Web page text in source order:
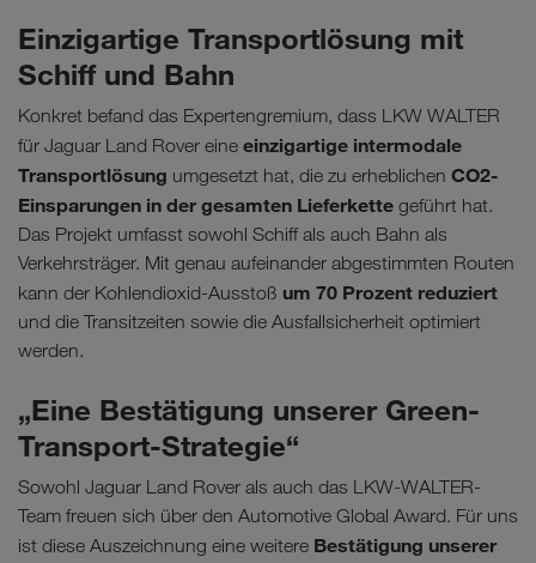
Einzigartige Transportlösung mit
Schiff und Bahn
Konkret befand das Expertengremium, dass LKW WALTER
für Jaguar Land Rover eine einzigartige intermodale
Transportlösung umgesetzt hat, die zu erheblichen CO2-
Einsparungen in der gesamten Lieferkette geführt hat.
Das Projekt umfasst sowohl Schiff als auch Bahn als
Verkehrsträger. Mit genau aufeinander abgestimmten Routen
kann der Kohlendioxid-Ausstoß um 70 Prozent reduziert
und die Transitzeiten sowie die Ausfallsicherheit optimiert
werden.
„Eine Bestätigung unserer Green-
Transport-Strategie“
Sowohl Jaguar Land Rover als auch das LKW-WALTER-
Team freuen sich über den Automotive Global Award. Für uns
ist diese Auszeichnung eine weitere Bestätigung unserer